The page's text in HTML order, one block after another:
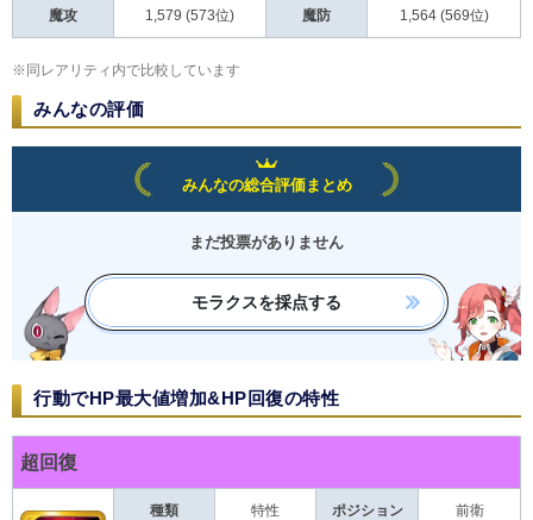
魔攻 1,579 (573位) 魔防 1,564 (569位)
※同レアリティ内で比較しています
みんなの評価
みんなの総合評価まとめ
まだ投票がありません
モラクスを採点する
行動でHP最大値増加&HP回復の特性
超回復
種類 特性 ポジション 前衛